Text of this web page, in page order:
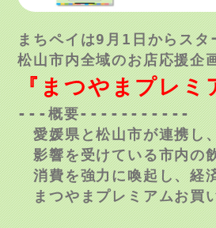
まちペイは9月1日からスタ
『まつやまプレミ
---概要-----------
愛媛県と松山市が連携し
影響を受けている市内の
消費を強力に喚起し、経
まつやまプレミアムお買